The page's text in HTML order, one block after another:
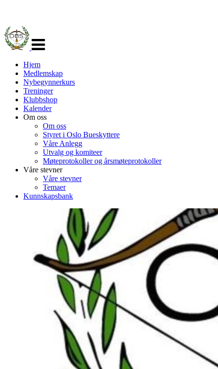
navigasjon
Hjem
Medlemskap
Nybegynnerkurs
Treninger
Klubbshop
Kalender
Om oss
Om oss
Styret i Oslo Bueskyttere
Våre Anlegg
Utvalg og komiteer
Møteprotokoller og årsmøteprotokoller
Våre stevner
Våre stevner
Temaer
Kunnskapsbank